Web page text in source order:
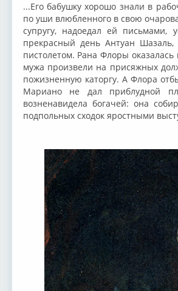
...Его бабушку хорошо знали в
по уши влюбленного в свою
супругу, надоедал ей
прекрасный день Антуан
пистолетом. Рана Флоры оказалась
мужа произвели на присяжных
пожизненную каторгу. А Флора
Мариано не дал приблудной
возненавидела богачей: она
подпольных сходок яростными